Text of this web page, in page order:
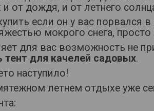
от дождя, и от летнего
если он у вас порвался в
мокрого снега, просто
для вас возможность не
тент для качелей садовых.
наступило!
летнем отдыхе уже